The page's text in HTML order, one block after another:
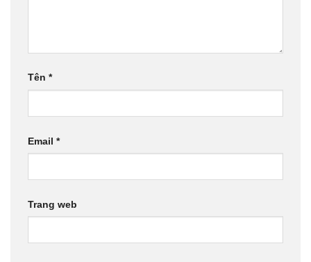
Tên *
Email *
Trang web